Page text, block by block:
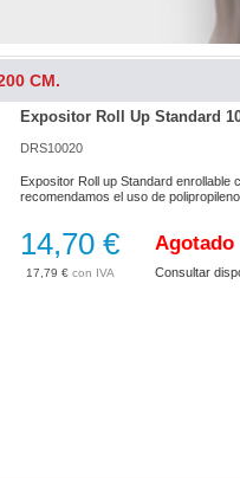
CM.
Expositor Roll Up Standard
DRS10020
Expositor Roll up Standard enrollable
recomendamos el uso de
17,79 €
14,70 € Agotado
Consultar